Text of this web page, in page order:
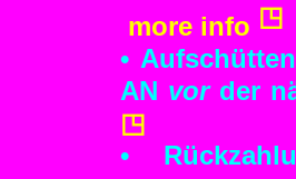
more info
•
AN vorder
•